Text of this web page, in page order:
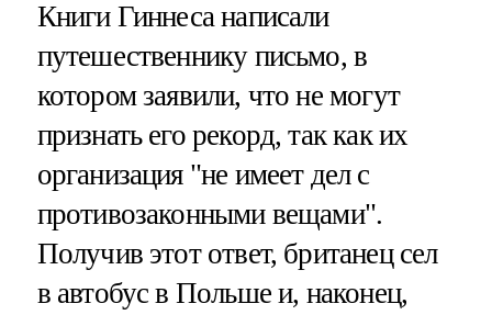
Книги Гиннеса написали
путешественнику письмо, в
котором заявили, что не могут
признать его рекорд, так как их
организация "не имеет дел с
противозаконными вещами".
Получив этот ответ, британец сел
в автобус в Польше и, наконец,